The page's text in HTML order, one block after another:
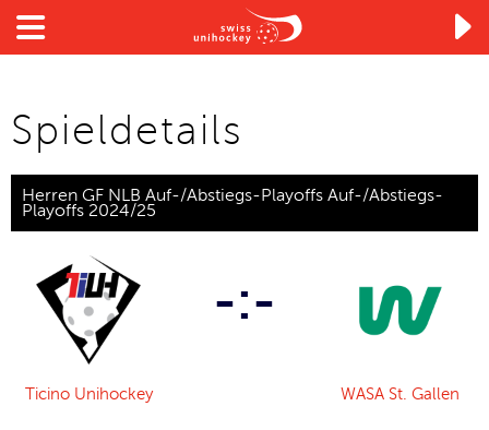

Spieldetails
Herren GF NLB Auf-/Abstiegs-Playoffs Auf-/Abstiegs-
Playoffs 2024/25
Ticino Unihockey
-:-
WASA St. Gallen